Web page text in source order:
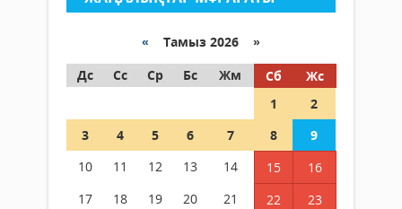
« Тамыз 2026 »
Дс
Сс Ср Бс Жм Сб
Жс
1
2
3
4 5 6 7 8
9
10
11 12 13 14 15
16
17
18 19 20 21 22
23